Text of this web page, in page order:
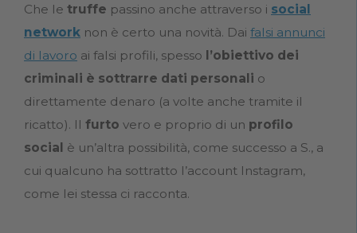
Che le truffe passino anche attraverso i social
network non è certo una novità. Dai falsi annunci
di lavoro ai falsi profili, spesso l’obiettivo dei
criminali è sottrarre dati personali o
direttamente denaro (a volte anche tramite il
ricatto). Il furto vero e proprio di un profilo
social è un’altra possibilità, come successo a S., a
cui qualcuno ha sottratto l’account Instagram,
come lei stessa ci racconta.